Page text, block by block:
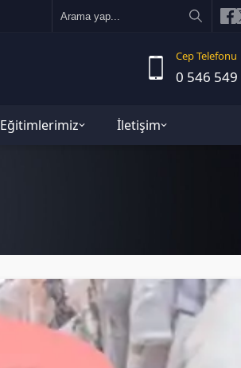
Cep Telefonu
0 546 549
Eğitimlerimiz İletişim